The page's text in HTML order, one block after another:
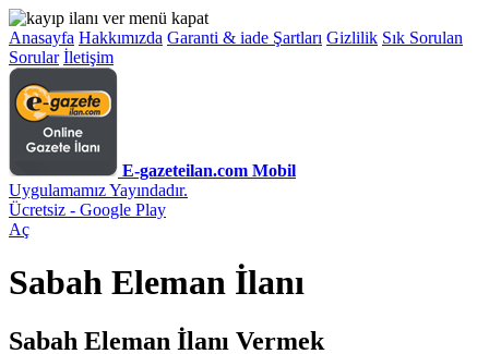
Anasayfa Hakkımızda Garanti & iade Şartları Gizlilik Sık Sorulan
Sorular İletişim
E-gazeteilan.com Mobil
Uygulamamız Yayındadır.
Ücretsiz - Google Play
Aç
Sabah Eleman İlanı
Sabah Eleman İlanı Vermek